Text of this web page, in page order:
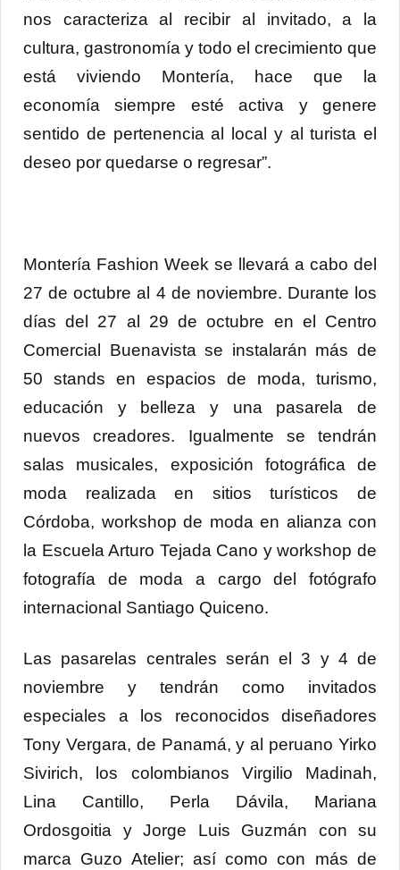
nos caracteriza al recibir al invitado, a la
cultura, gastronomía y todo el crecimiento que
está viviendo Montería, hace que la
economía siempre esté activa y genere
sentido de pertenencia al local y al turista el
deseo por quedarse o regresar”.
Montería Fashion Week se llevará a cabo del
27 de octubre al 4 de noviembre. Durante los
días del 27 al 29 de octubre en el Centro
Comercial Buenavista se instalarán más de
50 stands en espacios de moda, turismo,
educación y belleza y una pasarela de
nuevos creadores. Igualmente se tendrán
salas musicales, exposición fotográfica de
moda realizada en sitios turísticos de
Córdoba, workshop de moda en alianza con
la Escuela Arturo Tejada Cano y workshop de
fotografía de moda a cargo del fotógrafo
internacional Santiago Quiceno.
Las pasarelas centrales serán el 3 y 4 de
noviembre y tendrán como invitados
especiales a los reconocidos diseñadores
Tony Vergara, de Panamá, y al peruano Yirko
Sivirich, los colombianos Virgilio Madinah,
Lina Cantillo, Perla Dávila, Mariana
Ordosgoitia y Jorge Luis Guzmán con su
marca Guzo Atelier; así como con más de